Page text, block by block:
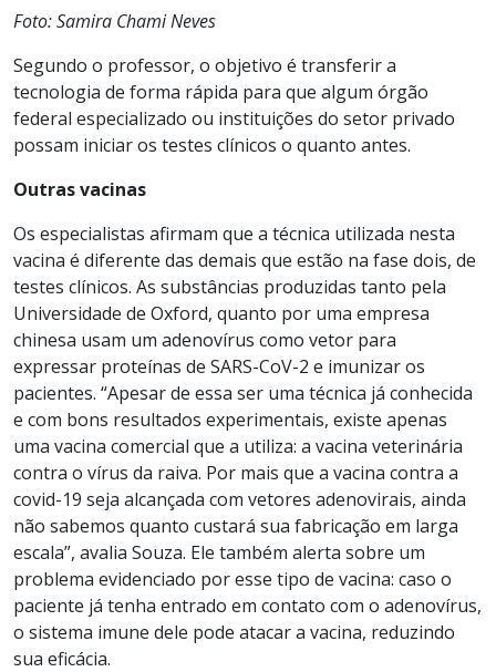
Foto: Samira Chami Neves
Segundo o professor, o objetivo é transferir a
tecnologia de forma rápida para que algum órgão
federal especializado ou instituições do setor privado
possam iniciar os testes clínicos o quanto antes.
Outras vacinas
Os especialistas afirmam que a técnica utilizada nesta
vacina é diferente das demais que estão na fase dois, de
testes clínicos. As substâncias produzidas tanto pela
Universidade de Oxford, quanto por uma empresa
chinesa usam um adenovírus como vetor para
expressar proteínas de SARS-CoV-2 e imunizar os
pacientes. “Apesar de essa ser uma técnica já conhecida
e com bons resultados experimentais, existe apenas
uma vacina comercial que a utiliza: a vacina veterinária
contra o vírus da raiva. Por mais que a vacina contra a
covid-19 seja alcançada com vetores adenovirais, ainda
não sabemos quanto custará sua fabricação em larga
escala”, avalia Souza. Ele também alerta sobre um
problema evidenciado por esse tipo de vacina: caso o
paciente já tenha entrado em contato com o adenovírus,
o sistema imune dele pode atacar a vacina, reduzindo
sua eficácia.